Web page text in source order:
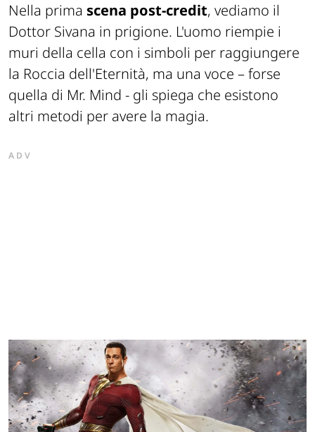
Nella prima scena post-credit, vediamo il
Dottor Sivana in prigione. L'uomo riempie i
muri della cella con i simboli per raggiungere
la Roccia dell'Eternità, ma una voce – forse
quella di Mr. Mind - gli spiega che esistono
altri metodi per avere la magia.
ADV